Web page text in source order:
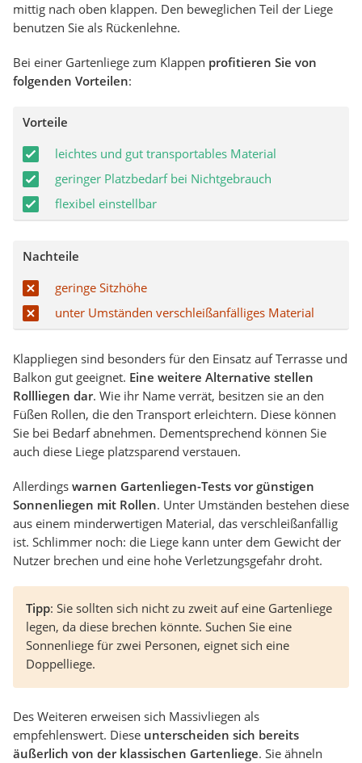
mittig nach oben klappen. Den beweglichen Teil der Liege
benutzen Sie als Rückenlehne.
Bei einer Gartenliege zum Klappen profitieren Sie von
folgenden Vorteilen:
Vorteile
leichtes und gut transportables Material
geringer Platzbedarf bei Nichtgebrauch
flexibel einstellbar
Nachteile
geringe Sitzhöhe
unter Umständen verschleißanfälliges Material
Klappliegen sind besonders für den Einsatz auf Terrasse und
Balkon gut geeignet. Eine weitere Alternative stellen
Rollliegen dar. Wie ihr Name verrät, besitzen sie an den
Füßen Rollen, die den Transport erleichtern. Diese können
Sie bei Bedarf abnehmen. Dementsprechend können Sie
auch diese Liege platzsparend verstauen.
Allerdings warnen Gartenliegen-Tests vor günstigen
Sonnenliegen mit Rollen. Unter Umständen bestehen diese
aus einem minderwertigen Material, das verschleißanfällig
ist. Schlimmer noch: die Liege kann unter dem Gewicht der
Nutzer brechen und eine hohe Verletzungsgefahr droht.
Tipp: Sie sollten sich nicht zu zweit auf eine Gartenliege
legen, da diese brechen könnte. Suchen Sie eine
Sonnenliege für zwei Personen, eignet sich eine
Doppelliege.
Des Weiteren erweisen sich Massivliegen als
empfehlenswert. Diese unterscheiden sich bereits
äußerlich von der klassischen Gartenliege. Sie ähneln